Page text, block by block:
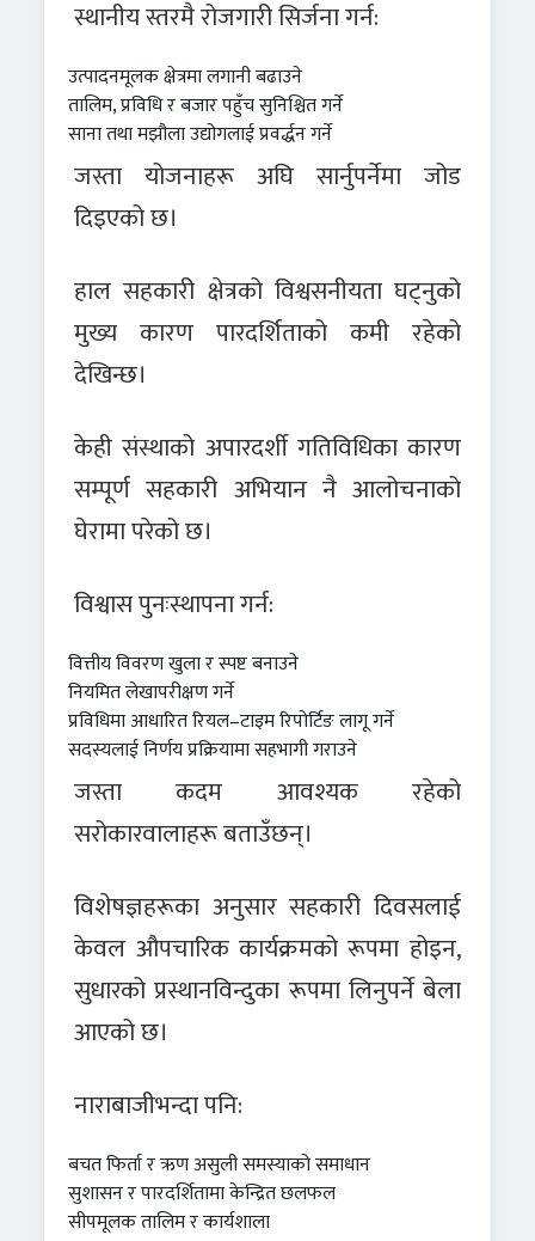
स्थानीय स्तरमै रोजगारी सिर्जना गर्न:
उत्पादनमूलक क्षेत्रमा लगानी बढाउने
तालिम, प्रविधि र बजार पहुँच सुनिश्चित गर्ने
साना तथा मझौला उद्योगलाई प्रवर्द्धन गर्ने
जस्ता योजनाहरू अघि सार्नुपर्नेमा जोड
दिइएको छ।
हाल सहकारी क्षेत्रको विश्वसनीयता घट्नुको
मुख्य कारण पारदर्शिताको कमी रहेको
देखिन्छ।
केही संस्थाको अपारदर्शी गतिविधिका कारण
सम्पूर्ण सहकारी अभियान नै आलोचनाको
घेरामा परेको छ।
विश्वास पुनःस्थापना गर्न:
वित्तीय विवरण खुला र स्पष्ट बनाउने
नियमित लेखापरीक्षण गर्ने
प्रविधिमा आधारित रियल–टाइम रिपोर्टिङ लागू गर्ने
सदस्यलाई निर्णय प्रक्रियामा सहभागी गराउने
जस्ता कदम आवश्यक रहेको
सरोकारवालाहरू बताउँछन्।
विशेषज्ञहरूका अनुसार सहकारी दिवसलाई
केवल औपचारिक कार्यक्रमको रूपमा होइन,
सुधारको प्रस्थानविन्दुका रूपमा लिनुपर्ने बेला
आएको छ।
नाराबाजीभन्दा पनि:
बचत फिर्ता र ऋण असुली समस्याको समाधान
सुशासन र पारदर्शितामा केन्द्रित छलफल
सीपमूलक तालिम र कार्यशाला